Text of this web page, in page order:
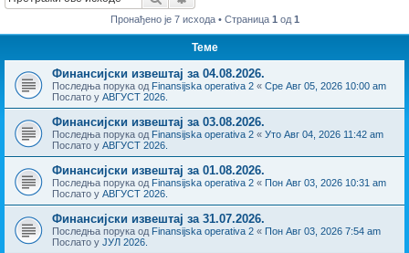
Пронађено је 7 исхода • Страница 1 од 1
Теме
Финансијски извештај за 04.08.2026.
Последња порука од Finansijska operativa 2 « Сре Авг 05, 2026 10:00 am
Послато у АВГУСТ 2026.
Финансијски извештај за 03.08.2026.
Последња порука од Finansijska operativa 2 « Уто Авг 04, 2026 11:42 am
Послато у АВГУСТ 2026.
Финансијски извештај за 01.08.2026.
Последња порука од Finansijska operativa 2 « Пон Авг 03, 2026 10:31 am
Послато у АВГУСТ 2026.
Финансијски извештај за 31.07.2026.
Последња порука од Finansijska operativa 2 « Пон Авг 03, 2026 7:54 am
Послато у ЈУЛ 2026.